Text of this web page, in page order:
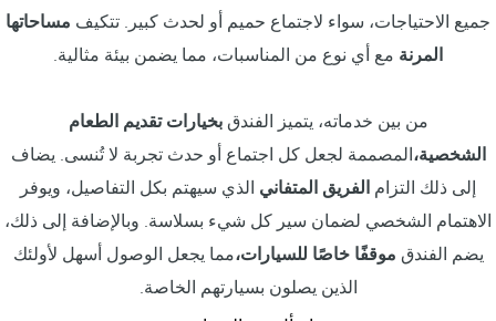
جميع الاحتياجات، سواء لاجتماع حميم أو لحدث كبير. تتكيف مساحاتها
المرنة مع أي نوع من المناسبات، مما يضمن بيئة مثالية.
من بين خدماته، يتميز الفندقبخيارات تقديم الطعام
الشخصية، المصممة لجعل كل اجتماع أو حدث تجربة لا تُنسى. يضاف
إلى ذلك التزام الفريق المتفاني الذي سيهتم بكل التفاصيل، ويوفر
الاهتمام الشخصي لضمان سير كل شيء بسلاسة. وبالإضافة إلى ذلك،
يضم الفندق موقفًا خاصًا للسيارات،مما يجعل الوصول أسهل لأولئك
الذين يصلون بسيارتهم الخاصة.